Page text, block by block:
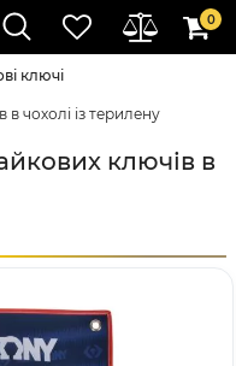
0
ключі
чохолі із терилену
ключів в